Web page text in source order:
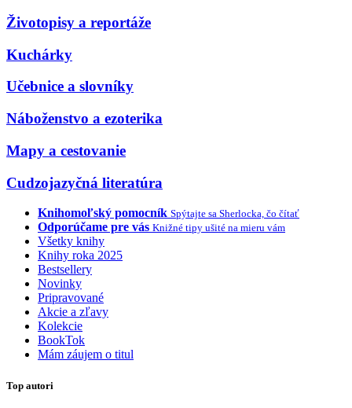
Životopisy a reportáže
Kuchárky
Učebnice a slovníky
Náboženstvo a ezoterika
Mapy a cestovanie
Cudzojazyčná literatúra
Knihomoľský pomocník Spýtajte sa Sherlocka, čo čítať
Odporúčame pre vás Knižné tipy ušité na mieru vám
Všetky knihy
Knihy roka 2025
Bestsellery
Novinky
Pripravované
Akcie a zľavy
Kolekcie
BookTok
Mám záujem o titul
Top autori